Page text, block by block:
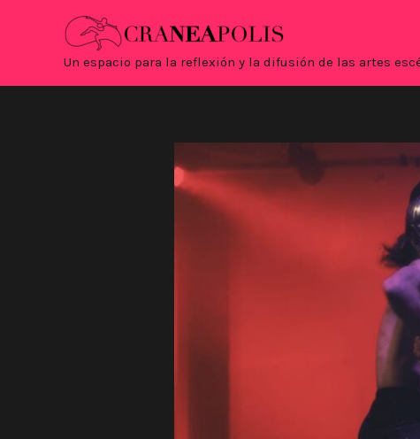
Un espacio para la reflexión y la difusión de las artes